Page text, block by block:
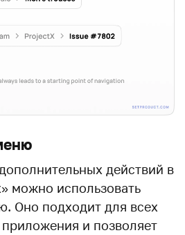
действий в
можно использовать
Оно подходит для всех
и позволяет